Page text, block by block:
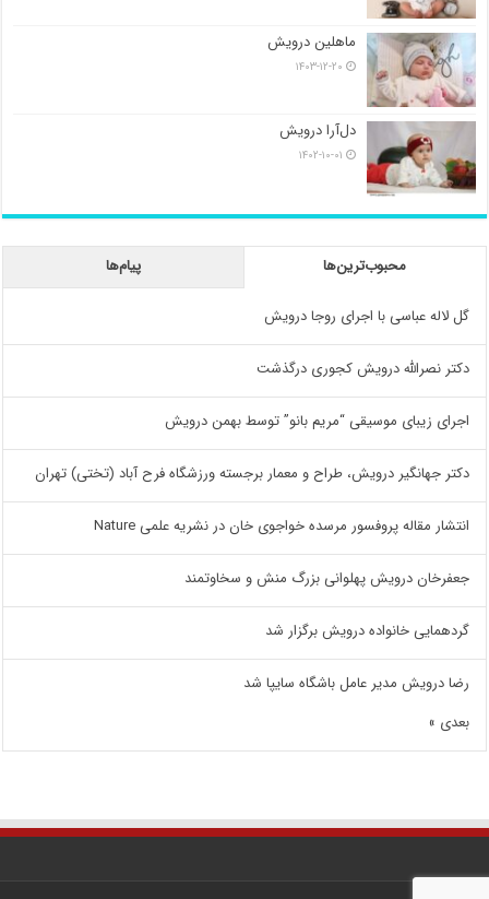
ماهلین درویش
۱۴۰۳-۱۲-۲۰
دل‌آرا درویش
۱۴۰۲-۱۰-۰۱
محبوب‌ترین‌ها پیام‌ها
گل لاله عباسی با اجرای روجا درویش
دکتر نصرالله درویش کجوری درگذشت
اجرای زیبای موسیقی “مریم بانو” توسط بهمن درویش
دکتر جهانگیر درویش، طراح و معمار برجسته ورزشگاه فرح آباد (تختی) تهران
انتشار مقاله پروفسور مرسده خواجوی خان در نشریه علمی Nature
جعفرخان درویش پهلوانی بزرگ منش و سخاوتمند
گردهمایی خانواده درویش برگزار شد
رضا درویش مدیر عامل باشگاه سایپا شد
بعدی »